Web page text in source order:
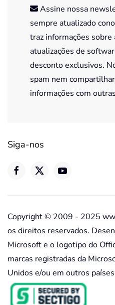
Assine nossa
sempre atualizado
traz informações sobre
atualizações de
desconto exclusivos.
spam nem
informações com
Siga-nos
Copyright © 2009 - 2025
os direitos reservados.
Microsoft e o logotipo do
marcas registradas da
Unidos e/ou em outros